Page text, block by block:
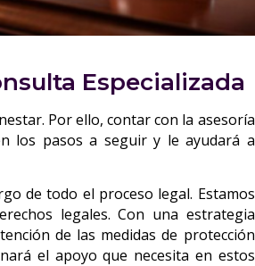
Especializada
Por ello, contar con la asesoría
los pasos a seguir y le ayudará a
de todo el proceso legal. Estamos
legales. Con una estrategia
de las medidas de protección
el apoyo que necesita en estos